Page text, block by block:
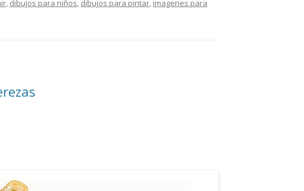
dibujos para niños dibujos para pintar imagenes para